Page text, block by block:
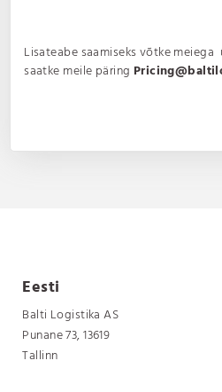
Lisateabe saamiseks võtke meiega
saatke meile päring
Eesti
Balti Logistika AS
Punane 73, 13619
Tallinn